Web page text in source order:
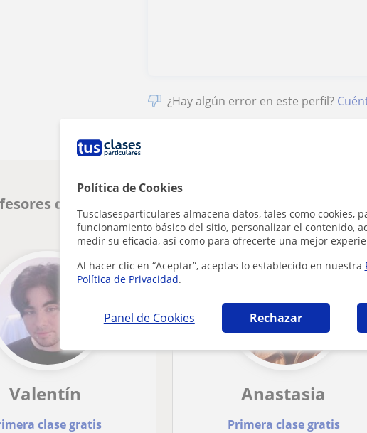
Política de Cookies
Tusclasesparticulares almacena datos, tales como cookies,
funcionamiento básico del sitio, personalizar el contenido,
medir su eficacia, así como para ofrecerte una mejor
Al hacer clic en “Aceptar”, aceptas lo establecido en nuestra
Política de Privacidad.
Panel de Cookies Rechazar
¿Hay algún error en este perfil?
de Inglés en Villajoyosa que pueden
Valentín
clase gratis
Anastasia
Primera clase gratis